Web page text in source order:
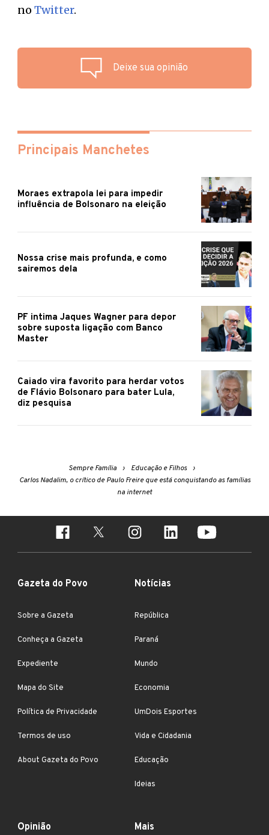
no Twitter.
Deixe sua opinião
Principais Manchetes
Moraes extrapola lei para impedir
influência de Bolsonaro na eleição
Nossa crise mais profunda, e como
sairemos dela
PF intima Jaques Wagner para depor
sobre suposta ligação com Banco
Master
Caiado vira favorito para herdar votos
de Flávio Bolsonaro para bater Lula,
diz pesquisa
Sempre Família
Educação e Filhos
Carlos Nadalim, o crítico de Paulo Freire que está conquistando as famílias
na internet
Gazeta do Povo
Sobre a Gazeta
Conheça a Gazeta
Expediente
Mapa do Site
Política de Privacidade
Termos de uso
About Gazeta do Povo
Notícias
República
Paraná
Mundo
Economia
UmDois Esportes
Vida e Cidadania
Educação
Ideias
Opinião Mais